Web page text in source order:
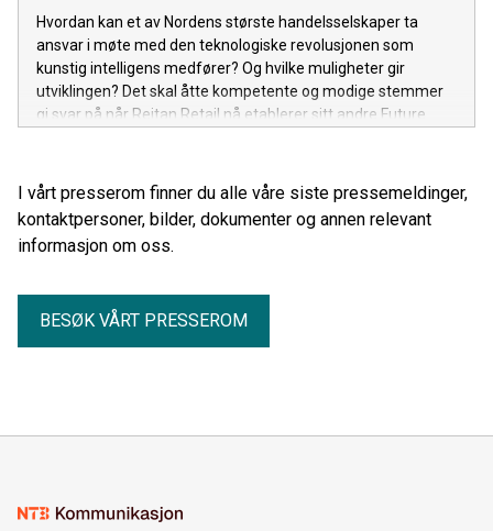
Hvordan kan et av Nordens største handelsselskaper ta
ansvar i møte med den teknologiske revolusjonen som
kunstig intelligens medfører? Og hvilke muligheter gir
utviklingen? Det skal åtte kompetente og modige stemmer
gi svar på når Reitan Retail nå etablerer sitt andre Future
I vårt presserom finner du alle våre siste pressemeldinger,
kontaktpersoner, bilder, dokumenter og annen relevant
informasjon om oss.
BESØK VÅRT PRESSEROM